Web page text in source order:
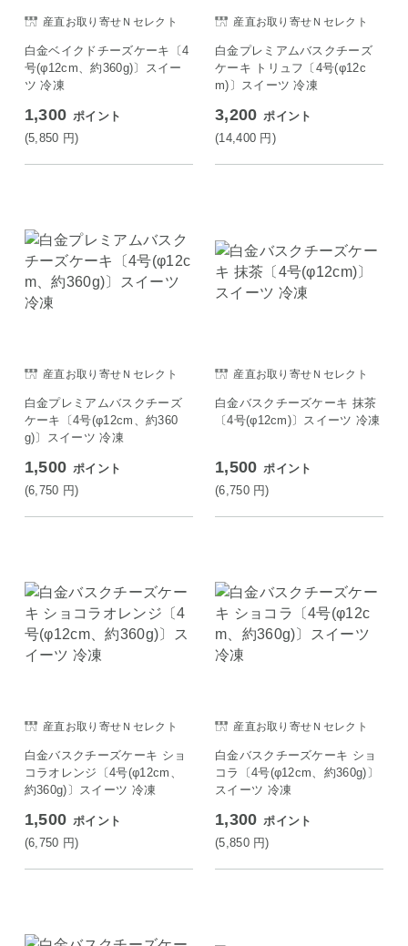
産直お取り寄せＮセレクト
白金ベイクドチーズケーキ〔4
号(φ12cm、約360g)〕スイー
ツ 冷凍
1,300 ポイント
(5,850 円)
産直お取り寄せＮセレクト
白金プレミアムバスクチーズ
ケーキ トリュフ〔4号(φ12c
m)〕スイーツ 冷凍
3,200 ポイント
(14,400 円)
産直お取り寄せＮセレクト
白金プレミアムバスクチーズ
ケーキ〔4号(φ12cm、約360
g)〕スイーツ 冷凍
1,500 ポイント
(6,750 円)
産直お取り寄せＮセレクト
白金バスクチーズケーキ 抹茶
〔4号(φ12cm)〕スイーツ 冷凍
1,500 ポイント
(6,750 円)
産直お取り寄せＮセレクト
白金バスクチーズケーキ ショ
コラオレンジ〔4号(φ12cm、
約360g)〕スイーツ 冷凍
1,500 ポイント
(6,750 円)
産直お取り寄せＮセレクト
白金バスクチーズケーキ ショ
コラ〔4号(φ12cm、約360g)〕
スイーツ 冷凍
1,300 ポイント
(5,850 円)